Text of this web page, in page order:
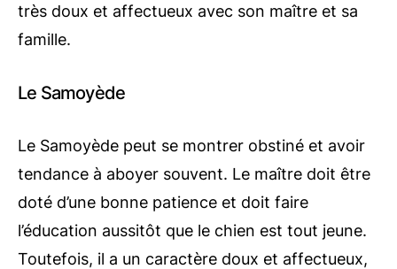
très doux et affectueux avec son maître et sa
famille.
Le Samoyède
Le Samoyède peut se montrer obstiné et avoir
tendance à aboyer souvent. Le maître doit être
doté d’une bonne patience et doit faire
l’éducation aussitôt que le chien est tout jeune.
Toutefois, il a un caractère doux et affectueux,